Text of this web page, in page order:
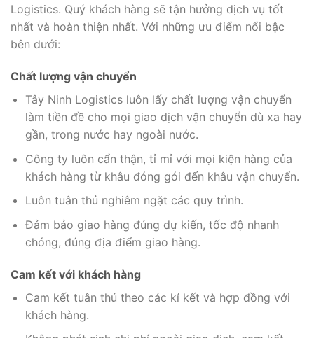
Logistics. Quý khách hàng sẽ tận hưởng dịch vụ tốt
nhất và hoàn thiện nhất. Với những ưu điểm nổi bậc
bên dưới:
Chất lượng vận chuyển
Tây Ninh Logistics luôn lấy chất lượng vận chuyển
làm tiền đề cho mọi giao dịch vận chuyển dù xa hay
gần, trong nước hay ngoài nước.
Công ty luôn cẩn thận, tỉ mỉ với mọi kiện hàng của
khách hàng từ khâu đóng gói đến khâu vận chuyển.
Luôn tuân thủ nghiêm ngặt các quy trình.
Đảm bảo giao hàng đúng dự kiến, tốc độ nhanh
chóng, đúng địa điểm giao hàng.
Cam kết với khách hàng
Cam kết tuân thủ theo các kí kết và hợp đồng với
khách hàng.